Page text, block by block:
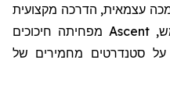
עצמאית, הדרכה מקצועית
Ascent מפחיתה חיכוכים
סטנדרטים מחמירים של